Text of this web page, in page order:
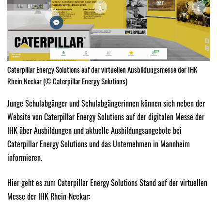
Caterpillar Energy Solutions auf der virtuellen Ausbildungsmesse der IHK
Rhein Neckar (© Caterpillar Energy Solutions)
Junge Schulabgänger und Schulabgängerinnen können sich neben der
Website von Caterpillar Energy Solutions auf der digitalen Messe der
IHK über Ausbildungen und aktuelle Ausbildungsangebote bei
Caterpillar Energy Solutions und das Unternehmen in Mannheim
informieren.
Hier geht es zum Caterpillar Energy Solutions Stand auf der virtuellen
Messe der IHK Rhein-Neckar: